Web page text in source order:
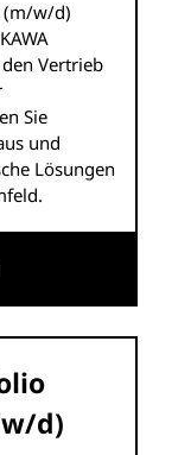
(m/w/d)
den Vertrieb
Sie
und
Lösungen
d)